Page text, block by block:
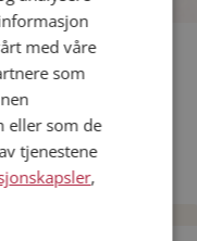
med våre
som
eller som de
tjenestene
,